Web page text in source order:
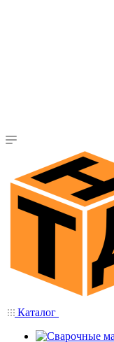
Каталог